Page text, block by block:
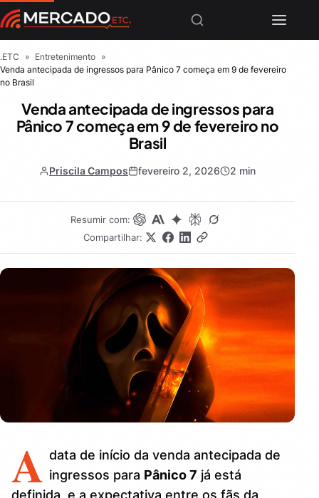
.ETC » Entretenimento »
Venda antecipada de ingressos para Pânico 7 começa em 9 de fevereiro
no Brasil
Venda antecipada de ingressos para
Pânico 7 começa em 9 de fevereiro no
Brasil
Priscila Campos fevereiro 2, 2026 2 min
Resumir com:
Compartilhar:
A data de início da venda antecipada de
ingressos para Pânico 7 já está
definida, e a expectativa entre os fãs da